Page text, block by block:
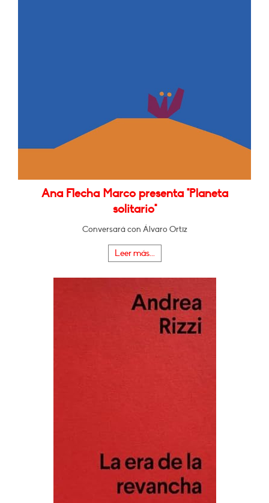
Ana Flecha Marco presenta "Planeta
solitario"
Conversará con Álvaro Ortiz
Leer más...